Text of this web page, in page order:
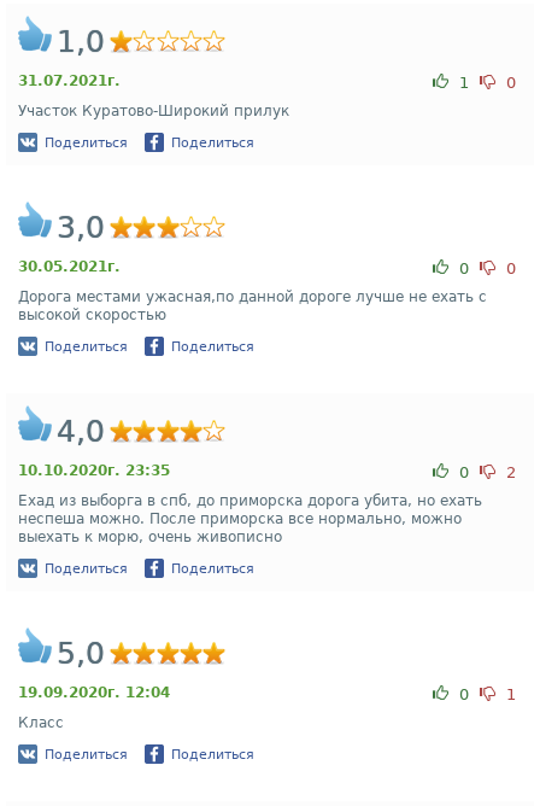
1,0
31.07.2021г. 1 0
Участок Куратово-Широкий прилук
Поделиться Поделиться
3,0
30.05.2021г. 0 0
Дорога местами ужасная,по данной дороге лучше не ехать с
высокой скоростью
Поделиться Поделиться
4,0
10.10.2020г. 23:35 0 2
Ехад из выборга в спб, до приморска дорога убита, но ехать
неспеша можно. После приморска все нормально, можно
выехать к морю, очень живописно
Поделиться Поделиться
5,0
19.09.2020г. 12:04 0 1
Класс
Поделиться Поделиться